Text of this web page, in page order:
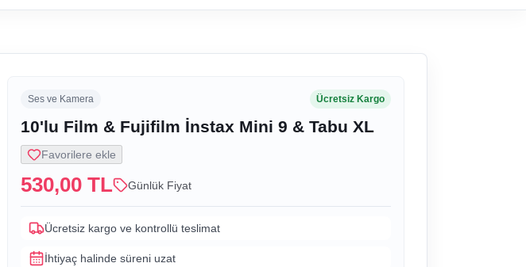
Ses ve Kamera Ücretsiz Kargo
10'lu Film & Fujifilm İnstax Mini 9 & Tabu XL
Favorilere ekle
530,00 TL Günlük Fiyat
Ücretsiz kargo ve kontrollü teslimat
İhtiyaç halinde süreni uzat